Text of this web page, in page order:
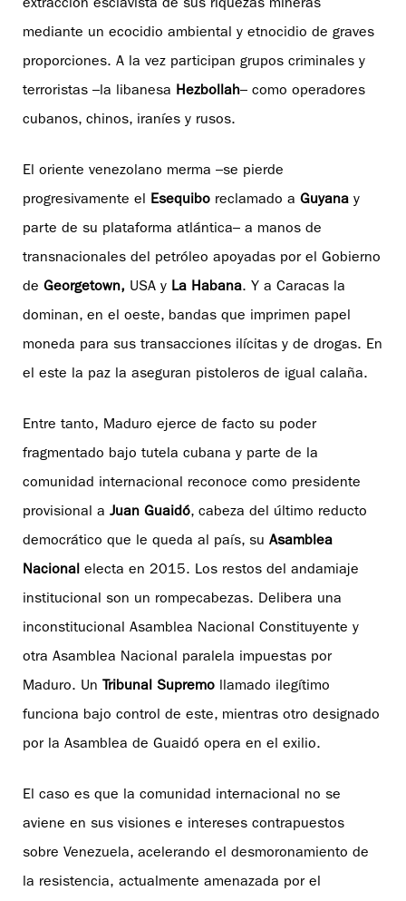
extracción esclavista de sus riquezas mineras
mediante un ecocidio ambiental y etnocidio de graves
proporciones. A la vez participan grupos criminales y
terroristas –la libanesa Hezbollah– como operadores
cubanos, chinos, iraníes y rusos.
El oriente venezolano merma –se pierde
progresivamente el Esequibo reclamado a Guyana y
parte de su plataforma atlántica– a manos de
transnacionales del petróleo apoyadas por el Gobierno
de Georgetown, USA y La Habana. Y a Caracas la
dominan, en el oeste, bandas que imprimen papel
moneda para sus transacciones ilícitas y de drogas. En
el este la paz la aseguran pistoleros de igual calaña.
Entre tanto, Maduro ejerce de facto su poder
fragmentado bajo tutela cubana y parte de la
comunidad internacional reconoce como presidente
provisional a Juan Guaidó, cabeza del último reducto
democrático que le queda al país, su Asamblea
Nacional electa en 2015. Los restos del andamiaje
institucional son un rompecabezas. Delibera una
inconstitucional Asamblea Nacional Constituyente y
otra Asamblea Nacional paralela impuestas por
Maduro. Un Tribunal Supremo llamado ilegítimo
funciona bajo control de este, mientras otro designado
por la Asamblea de Guaidó opera en el exilio.
El caso es que la comunidad internacional no se
aviene en sus visiones e intereses contrapuestos
sobre Venezuela, acelerando el desmoronamiento de
la resistencia, actualmente amenazada por el